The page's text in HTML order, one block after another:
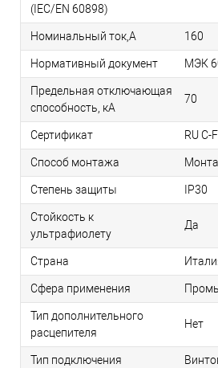
(IEC/EN 60898)
Номинальный ток,А 160
Нормативный документ МЭК
Предельная отключающая
способность, кA
70
Сертификат RU C-
Способ монтажа
Степень защиты IP30
Стойкость к
ультрафиолету
Да
Страна
Сфера применения
Тип дополнительного
расцепителя
Нет
Тип подключения